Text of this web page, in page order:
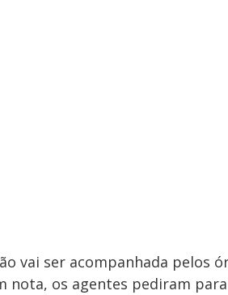
vai ser acompanhada pelos
nota, os agentes pediram